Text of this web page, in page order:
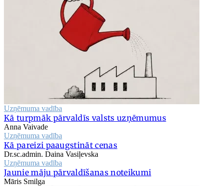
Uzņēmuma vadība
Kā turpmāk pārvaldīs valsts uzņēmumus
Anna Vaivade
Uzņēmuma vadība
Kā pareizi paaugstināt cenas
Dr.sc.admin. Daina Vasiļevska
Uzņēmuma vadība
Jaunie māju pārvaldīšanas noteikumi
Māris Smilga